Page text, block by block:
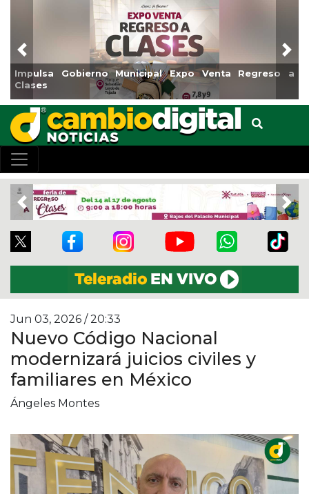
Municipal Expo Venta Regreso a
Reabrirá
Previous
Previous
Jun 03, 2026 / 20:33
Nuevo Código Nacional
modernizará juicios civiles y
familiares en México
Ángeles Montes